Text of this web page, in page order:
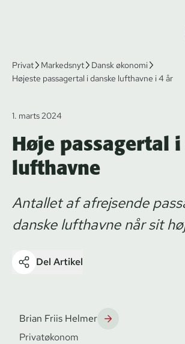
Privat Markedsnyt
Dansk økonomi
Højeste passagertal i danske lufthavne i 4 år
1. marts 2024
Høje passagertal
lufthavne
Antallet af afrejsende
danske lufthavne når sit
Del Artikel
Brian Friis Helmer
Privatøkonom